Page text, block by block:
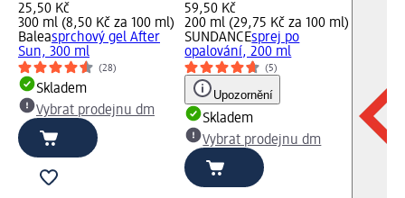
25,50 Kč
300 ml (8,50 Kč za 100 ml)
Baleasprchový gel After
Sun, 300 ml
(28)
Skladem
Vybrat prodejnu dm
59,50 Kč
200 ml (29,75 Kč za 100 ml)
SUNDANCEsprej po
opalování, 200 ml
(5)
Upozornění
Skladem
Vybrat prodejnu dm